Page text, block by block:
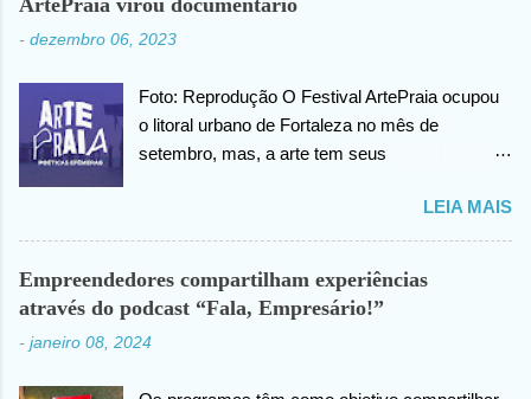
outro momento no vídeo compartilhado na
da sua saúde.
- dezembro 06, 2023
Foto: Reprodução O Festival ArtePraia ocupou
o litoral urbano de Fortaleza no mês de
setembro, mas, a arte tem seus
Nesta quinta-feira (07), o festival vai lançar o
mini documentário “ArtePraia: Poéticas
Efêmeras” - mostrando um pouco da energia
que moveu o Festival, que este ano propôs
nove intervenções artísticas. Durante 3 dias, os
trabalhos extraíram do público os mais
LEIA MAIS
Empreendedores compartilham experiências
através do podcast “Fala, Empresário!”
- janeiro 08, 2024